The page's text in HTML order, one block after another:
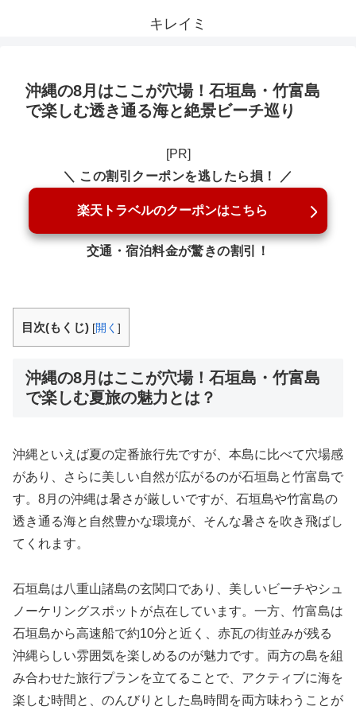
キレイミ
沖縄の8月はここが穴場！石垣島・竹富島
で楽しむ透き通る海と絶景ビーチ巡り
[PR]
＼ この割引クーポンを逃したら損！ ／
楽天トラベルのクーポンはこちら
交通・宿泊料金が驚きの割引！
目次(もくじ) [開く ]
沖縄の8月はここが穴場！石垣島・竹富島
で楽しむ夏旅の魅力とは？
沖縄といえば夏の定番旅行先ですが、本島に比べて穴場感
があり、さらに美しい自然が広がるのが石垣島と竹富島で
す。8月の沖縄は暑さが厳しいですが、石垣島や竹富島の
透き通る海と自然豊かな環境が、そんな暑さを吹き飛ばし
てくれます。
石垣島は八重山諸島の玄関口であり、美しいビーチやシュ
ノーケリングスポットが点在しています。一方、竹富島は
石垣島から高速船で約10分と近く、赤瓦の街並みが残る
沖縄らしい雰囲気を楽しめるのが魅力です。両方の島を組
み合わせた旅行プランを立てることで、アクティブに海を
楽しむ時間と、のんびりとした島時間を両方味わうことが